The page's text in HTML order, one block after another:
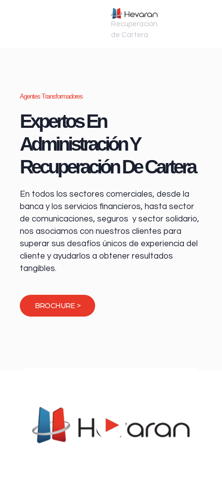
Recuperación
de Cartera
Agentes Transformadores
Expertos En
Administración Y
Recuperación De Cartera
En todos los sectores comerciales, desde la
banca y los servicios financieros, hasta sector
de comunicaciones, seguros y sector solidario,
nos asociamos con nuestros clientes para
superar sus desafíos únicos de experiencia del
cliente y ayudarlos a obtener resultados
tangibles.
BROCHURE >